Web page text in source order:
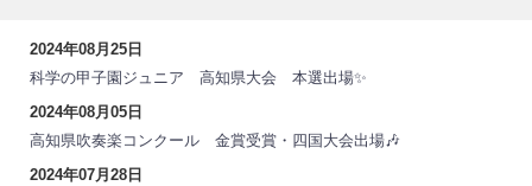
2024年08月25日
科学の甲子園ジュニア 高知県大会 本選出場✨
2024年08月05日
高知県吹奏楽コンクール 金賞受賞・四国大会出場🎶
2024年07月28日